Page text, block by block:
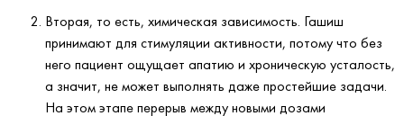
Вторая, то есть, химическая зависимость. Гашиш
принимают для стимуляции активности, потому что без
него пациент ощущает апатию и хроническую усталость,
а значит, не может выполнять даже простейшие задачи.
На этом этапе перерыв между новыми дозами